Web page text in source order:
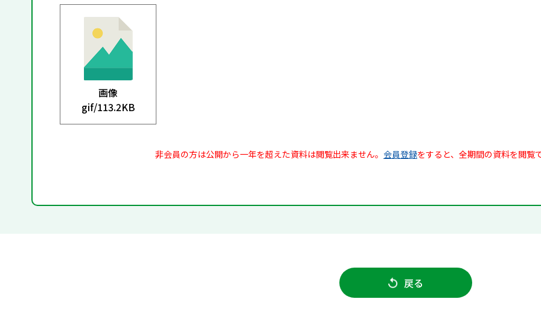
画像
gif/113.2KB
非会員の方は公開から一年を超えた資料は閲覧出来ません。 会員登録をすると、全期間の資料を閲覧
戻る